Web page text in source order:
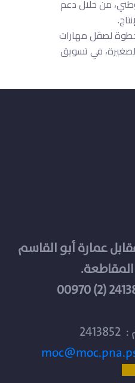
من خلال دعم
لصقل مهارات
في تسويق
عمارة أبو القاسم